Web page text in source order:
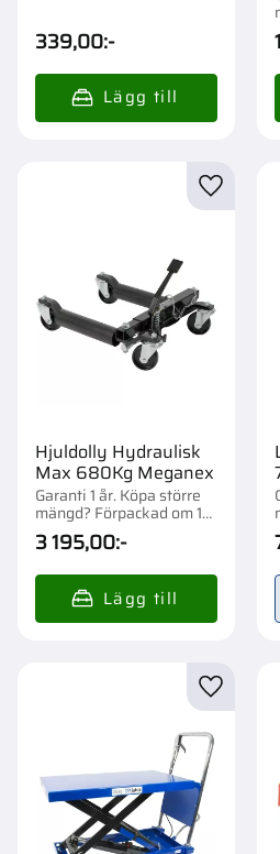
339,00:-
Hjuldolly Hydraulisk
Max 680Kg Meganex
Garanti 1 år. Köpa större
mängd? Förpackad om 1
st.
3 195,00:-
Lägg till
Lägg till